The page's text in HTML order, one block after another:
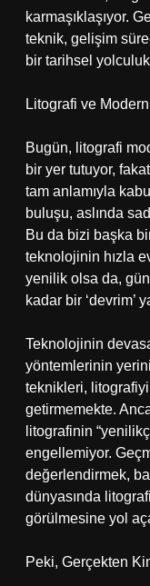
karmaşıklaşıyor.
teknik, gelişim
bir tarihsel
Litografi ve
Bugün, litografi
bir yer tutuyor,
tam anlamıyla
buluşu, aslında
Bu da bizi başka
teknolojinin hızla
yenilik olsa da,
kadar bir ‘devrim’
Teknolojinin
yöntemlerinin
teknikleri,
getirmemekte.
litografinin
engellemiyor.
değerlendirmek,
dünyasında
görülmesine yol
Peki, Gerçekten